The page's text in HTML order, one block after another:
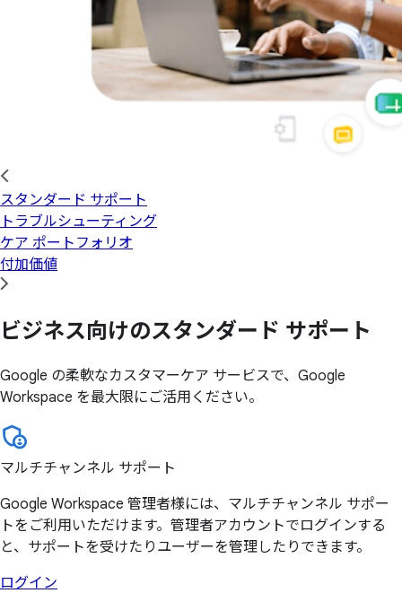
スタンダード サポート
トラブルシューティング
ケア ポートフォリオ
付加価値
ビジネス向けのスタンダード サポート
Google の柔軟なカスタマーケア サービスで、Google
Workspace を最大限にご活用ください。
マルチチャンネル サポート
Google Workspace 管理者様には、マルチチャンネル サポー
トをご利用いただけます。管理者アカウントでログインする
と、サポートを受けたりユーザーを管理したりできます。
ログイン